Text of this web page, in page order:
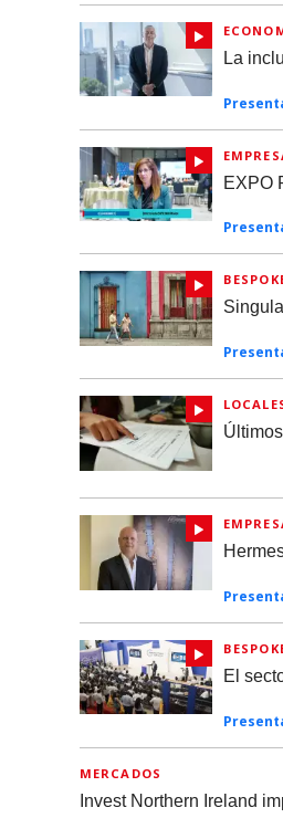
La
EXPO
El
MERCADOS
Invest Northern Ireland